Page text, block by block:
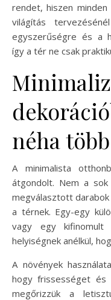
rendet, hiszen
világítás
egyszerűségre és a
így a tér ne csak
néha több
A minimalista
átgondolt. Nem a
megválasztott
a térnek. Egy-egy
vagy egy
helyiségnek anélkül,
A növények
hogy frissességet és
megőrizzük a